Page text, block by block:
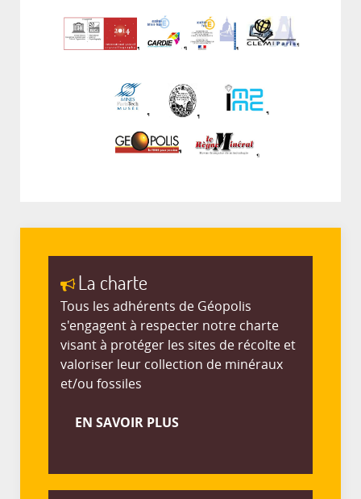
La charte
Tous les adhérents de Géopolis
s'engagent à respecter notre charte
visant à protéger les sites de récolte et
valoriser leur collection de minéraux
et/ou fossiles
EN SAVOIR PLUS